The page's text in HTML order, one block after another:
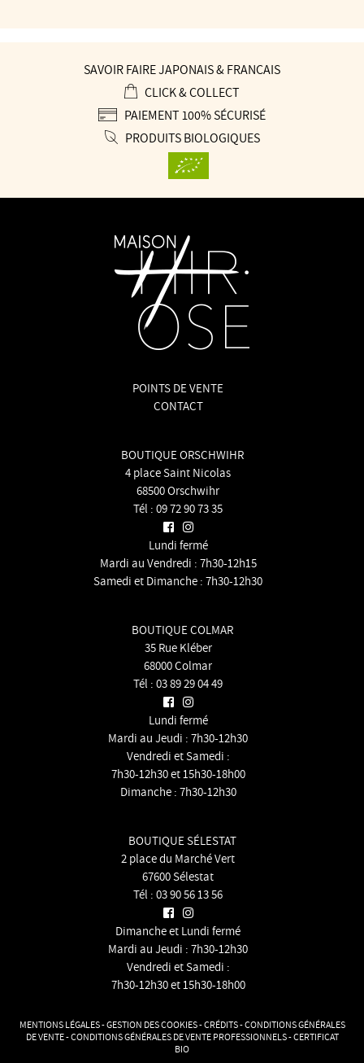
SAVOIR FAIRE JAPONAIS & FRANÇAIS
CLICK & COLLECT
PAIEMENT 100% SÉCURISÉ
PRODUITS BIOLOGIQUES
POINTS DE VENTE
CONTACT
BOUTIQUE ORSCHWIHR
4 place Saint Nicolas
68500 Orschwihr
Tél : 09 72 90 73 35
Lundi fermé
Mardi au Vendredi : 7h30-12h15
Samedi et Dimanche : 7h30-12h30
BOUTIQUE COLMAR
35 Rue Kléber
68000 Colmar
Tél : 03 89 29 04 49
Lundi fermé
Mardi au Jeudi : 7h30-12h30
Vendredi et Samedi :
7h30-12h30 et 15h30-18h00
Dimanche : 7h30-12h30
BOUTIQUE SÉLESTAT
2 place du Marché Vert
67600 Sélestat
Tél : 03 90 56 13 56
Dimanche et Lundi fermé
Mardi au Jeudi : 7h30-12h30
Vendredi et Samedi :
7h30-12h30 et 15h30-18h00
MENTIONS LÉGALES-GESTION DES COOKIES-CRÉDITS-CONDITIONS GÉNÉRALES
DE VENTE-CONDITIONS GÉNÉRALES DE VENTE PROFESSIONNELS-CERTIFICAT
BIO